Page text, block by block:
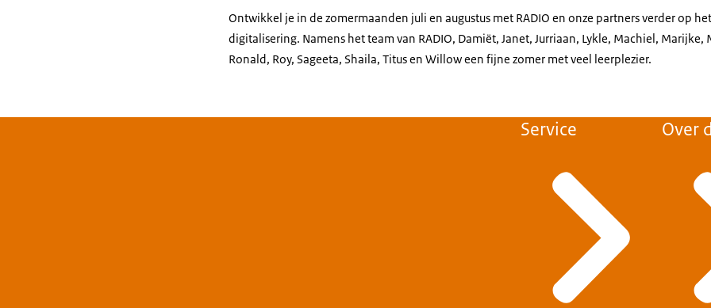
Ontwikkel je in de zomermaanden juli en augustus met RADIO en onze partners verder op
digitalisering. Namens het team van RADIO, Damiët, Janet, Jurriaan, Lykle, Machiel, Marijke,
Ronald, Roy, Sageeta, Shaila, Titus en Willow een fijne zomer met veel leerplezier.
Service Over